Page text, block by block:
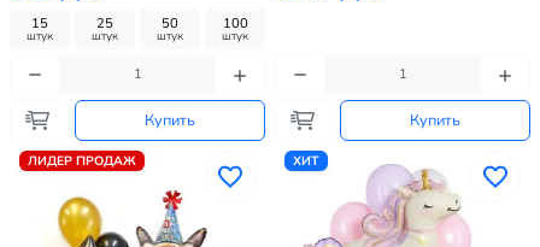
15
штук
25
штук
50
штук
100
штук
Купить Купить
ЛИДЕР ПРОДАЖ ХИТ